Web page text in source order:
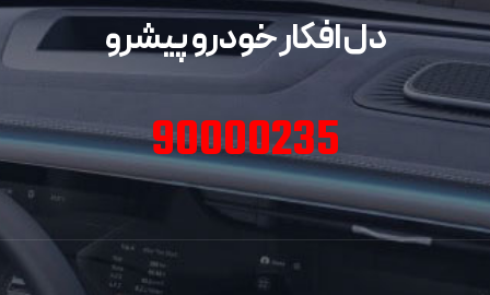
دل افکار خودرو پیشرو
90000235